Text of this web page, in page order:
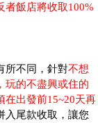
者飯店將收取100%
所不同，針對不想
玩的不盡興或住的
在出發前15~20天再
入尾款收取，讓您